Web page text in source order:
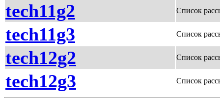
tech11g2 Список
tech11g3 Список
tech12g2 Список
tech12g3 Список